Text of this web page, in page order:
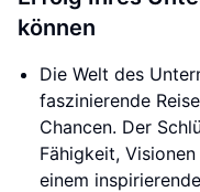
können
Die Welt des
faszinierende
Chancen. Der
Fähigkeit,
einem